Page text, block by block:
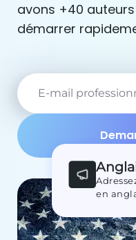
avons +40
démarrer
E-mail
en